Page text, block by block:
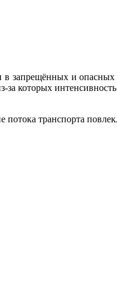
запрещённых и опасных
которых
транспорта